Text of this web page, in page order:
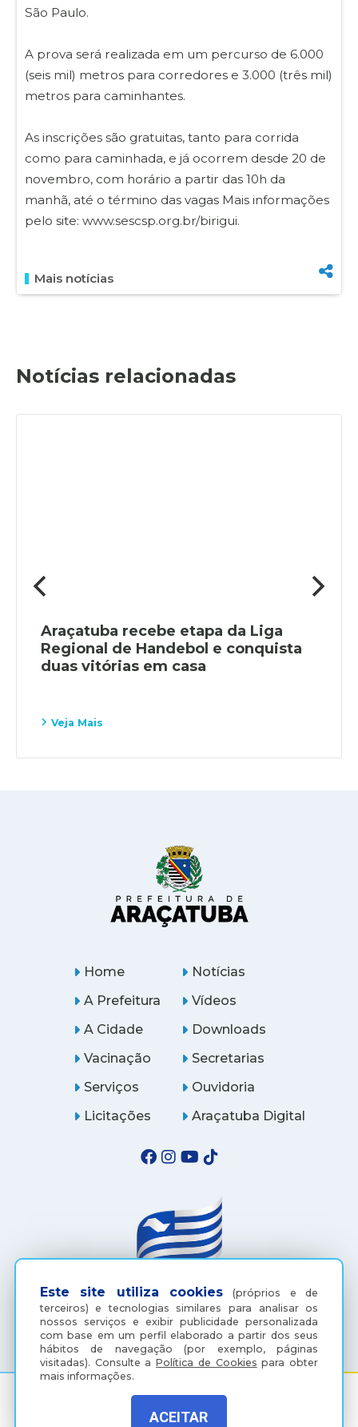
São Paulo.
A prova será realizada em um percurso de 6.000
(seis mil) metros para corredores e 3.000 (três mil)
metros para caminhantes.
As inscrições são gratuitas, tanto para corrida
como para caminhada, e já ocorrem desde 20 de
novembro, com horário a partir das 10h da
manhã, até o término das vagas Mais informações
pelo site: www.sescsp.org.br/birigui.
Mais notícias
Notícias relacionadas
Araçatuba recebe etapa da Liga
Regional de Handebol e conquista
duas vitórias em casa
Veja Mais
Este site utiliza cookies (próprios e de
terceiros) e tecnologias similares para analisar os
nossos serviços e exibir publicidade personalizada
com base em um perfil elaborado a partir dos seus
hábitos de navegação (por exemplo, páginas
visitadas). Consulte aPolítica de Cookies para obter
mais informações.
ACEITAR
Home
A Prefeitura
A Cidade
Notícias
Vídeos
Downloads
Vacinação
Serviços
Licitações
Secretarias
Ouvidoria
Araçatuba Digital
(18) 3607-6500